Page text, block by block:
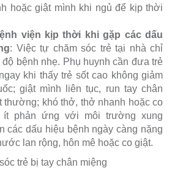
hoặc giật mình khi ngủ để kịp thời
viện kịp thời khi gặp các dấu
: Việc tự chăm sóc trẻ tại nhà chỉ
bệnh nhẹ. Phụ huynh cần đưa trẻ
khi thấy trẻ sốt cao không giảm
giật mình liên tục, run tay chân
thường; khó thở, thở nhanh hoặc co
phản ứng với môi trường xung
các dấu hiệu bệnh ngày càng nặng
lan rộng, hôn mê hoặc co giật.